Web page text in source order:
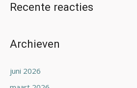
Recente reacties
Archieven
juni 2026